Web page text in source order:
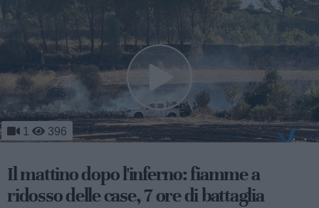
501
Il gran giorno della Far'nèdd: tutto sulla
sagra più lunga d'Italia